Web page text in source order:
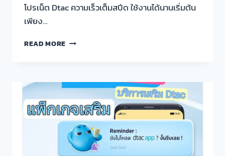
โปรเน็ต Dtac ความเร็วเต็มสปีด ใช้งานได้นานเริ่มต้น
เพียง…
READ MORE โปร
เร็ว
สปีด
ใช้
งาน
ได้
นาน